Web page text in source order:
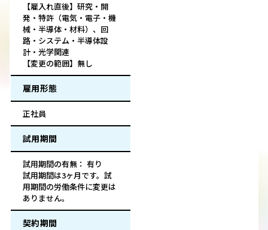
【雇入れ直後】研究・開
発・特許（電気・電子・機
械・半導体・材料）、回
路・システム・半導体設
計・光学関連
【変更の範囲】無し
雇用形態
正社員
試用期間
試用期間の有無： 有り
試用期間は3ヶ月です。試
用期間の労働条件に変更は
ありません。
契約期間